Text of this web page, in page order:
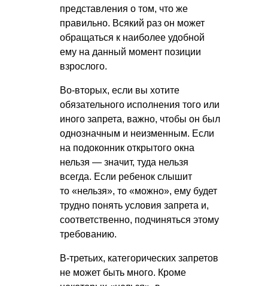
представления о том, что же
правильно. Всякий раз он может
обращаться к наиболее удобной
ему на данный момент позиции
взрослого.
Во-вторых, если вы хотите
обязательного исполнения того или
иного запрета, важно, чтобы он был
однозначным и неизменным. Если
на подоконник открытого окна
нельзя — значит, туда нельзя
всегда. Если ребенок слышит
то «нельзя», то «можно», ему будет
трудно понять условия запрета и,
соответственно, подчиняться этому
требованию.
В-третьих, категорических запретов
не может быть много. Кроме